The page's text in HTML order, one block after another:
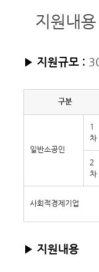
지원내
▶ 지원규모 :
구분
일반소공인
1
차
2
차
사회적경제기업
▶ 지원내용